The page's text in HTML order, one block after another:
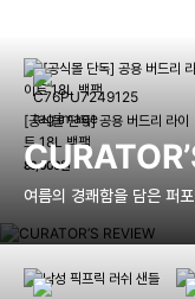
[공식몰 단독] 공용 버드리 라이
트 18L 백팩
89,000원
여름의 경쾌함을 담은 퍼